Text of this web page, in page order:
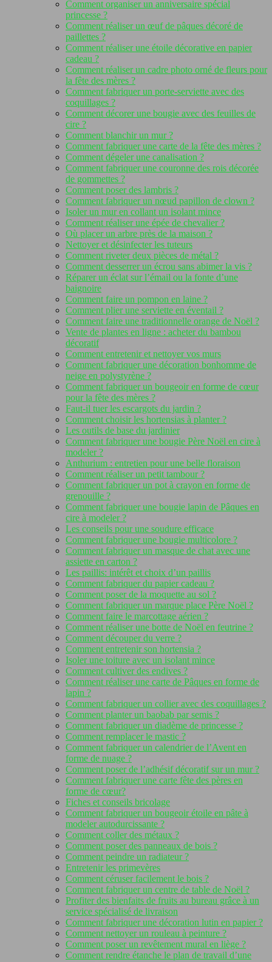
Comment organiser un anniversaire spécial
princesse ?
Comment réaliser un œuf de pâques décoré de
paillettes ?
Comment réaliser une étoile décorative en papier
cadeau ?
Comment réaliser un cadre photo orné de fleurs pour
la fête des mères ?
Comment fabriquer un porte-serviette avec des
coquillages ?
Comment décorer une bougie avec des feuilles de
cire ?
Comment blanchir un mur ?
Comment fabriquer une carte de la fête des mères ?
Comment dégeler une canalisation ?
Comment fabriquer une couronne des rois décorée
de gommettes ?
Comment poser des lambris ?
Comment fabriquer un nœud papillon de clown ?
Isoler un mur en collant un isolant mince
Comment réaliser une épée de chevalier ?
Où placer un arbre près de la maison ?
Nettoyer et désinfecter les tuteurs
Comment riveter deux pièces de métal ?
Comment desserrer un écrou sans abimer la vis ?
Réparer un éclat sur l’émail ou la fonte d’une
baignoire
Comment faire un pompon en laine ?
Comment plier une serviette en éventail ?
Comment faire une traditionnelle orange de Noël ?
Vente de plantes en ligne : acheter du bambou
décoratif
Comment entretenir et nettoyer vos murs
Comment fabriquer une décoration bonhomme de
neige en polystyrène ?
Comment fabriquer un bougeoir en forme de cœur
pour la fête des mères ?
Faut-il tuer les escargots du jardin ?
Comment choisir les hortensias à planter ?
Les outils de base du jardinier
Comment fabriquer une bougie Père Noël en cire à
modeler ?
Anthurium : entretien pour une belle floraison
Comment réaliser un petit tambour ?
Comment fabriquer un pot à crayon en forme de
grenouille ?
Comment fabriquer une bougie lapin de Pâques en
cire à modeler ?
Les conseils pour une soudure efficace
Comment fabriquer une bougie multicolore ?
Comment fabriquer un masque de chat avec une
assiette en carton ?
Les paillis: intérêt et choix d’un paillis
Comment fabriquer du papier cadeau ?
Comment poser de la moquette au sol ?
Comment fabriquer un marque place Père Noël ?
Comment faire le marcottage aérien ?
Comment réaliser une botte de Noël en feutrine ?
Comment découper du verre ?
Comment entretenir son hortensia ?
Isoler une toiture avec un isolant mince
Comment cultiver des endives ?
Comment réaliser une carte de Pâques en forme de
lapin ?
Comment fabriquer un collier avec des coquillages ?
Comment planter un baobab par semis ?
Comment fabriquer un diadème de princesse ?
Comment remplacer le mastic ?
Comment fabriquer un calendrier de l’Avent en
forme de nuage ?
Comment poser de l’adhésif décoratif sur un mur ?
Comment fabriquer une carte fête des pères en
forme de cœur?
Fiches et conseils bricolage
Comment fabriquer un bougeoir étoile en pâte à
modeler autodurcissante ?
Comment coller des métaux ?
Comment poser des panneaux de bois ?
Comment peindre un radiateur ?
Entretenir les primevères
Comment céruser facilement le bois ?
Comment fabriquer un centre de table de Noël ?
Profiter des bienfaits de fruits au bureau grâce à un
service spécialisé de livraison
Comment fabriquer une décoration lutin en papier ?
Comment nettoyer un rouleau à peinture ?
Comment poser un revêtement mural en liège ?
Comment rendre étanche le plan de travail d’une